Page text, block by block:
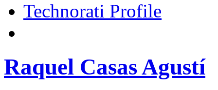
Technorati Profile
Raquel Casas Agustí